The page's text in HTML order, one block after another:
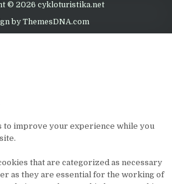
© 2026 cykloturistika.net
by ThemesDNA.com
to improve your experience while you
that are categorized as necessary
as they are essential for the working of